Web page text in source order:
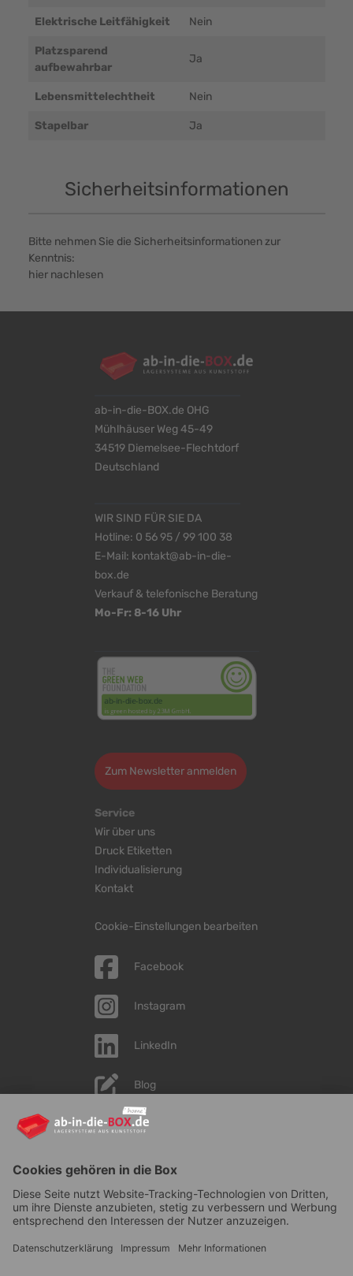
Elektrische Leitfähigkeit Nein
Platzsparend
aufbewahrbar
Ja
Lebensmittelechtheit Nein
Stapelbar Ja
Sicherheitsinformationen
Bitte nehmen Sie die Sicherheitsinformationen zur
Kenntnis:
hier nachlesen
ab-in-die-BOX.de OHG
Mühlhäuser Weg 45-49
34519 Diemelsee-Flechtdorf
Deutschland
WIR SIND FÜR SIE DA
Hotline: 0 56 95 / 99 100 38
E-Mail: kontakt@ab-in-die-
box.de
Verkauf & telefonische Beratung
Mo-Fr: 8-16 Uhr
Zum Newsletter anmelden
Service
Wir über uns
Druck Etiketten
Individualisierung
Kontakt
Cookie-Einstellungen bearbeiten
Facebook
Instagram
LinkedIn
Blog
YouTube